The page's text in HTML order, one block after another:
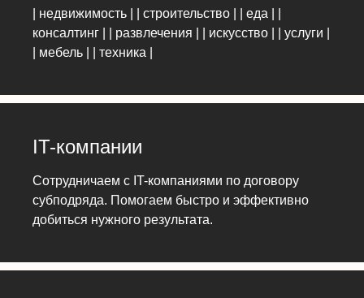
| недвижимость | | строительство | | еда | |
консалтинг | | развлечения | | искусство | | услуги |
| мебель | | техника |
IT-компании
Сотрудничаем с IT-компаниями по договору
субподряда. Помогаем быстро и эффективно
добиться нужного результата.